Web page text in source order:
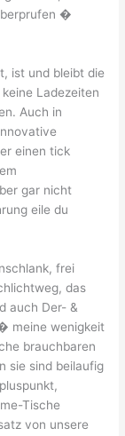
�
ist und bleibt die
Ladezeiten
Auch in
einen tick
gar nicht
eile du
frei
das
auch Der- &
meine wenigkeit
brauchbaren
sie sind beilaufig
Tische
von unsere